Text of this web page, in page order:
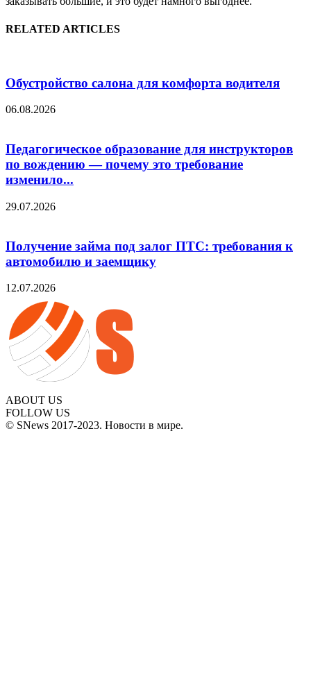
RELATED ARTICLES
Обустройство салона для комфорта водителя
06.08.2026
Педагогическое образование для инструкторов
по вождению — почему это требование
изменило...
29.07.2026
Получение займа под залог ПТС: требования к
автомобилю и заемщику
12.07.2026
ABOUT US
FOLLOW US
© SNews 2017-2023. Новости в мире.